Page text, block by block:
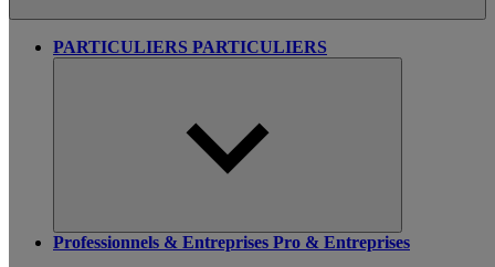
PARTICULIERS PARTICULIERS
Professionnels & Entreprises Pro & Entreprises